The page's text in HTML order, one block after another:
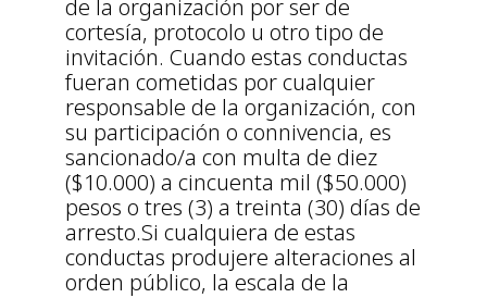
de la organización por ser de
cortesía, protocolo u otro tipo de
invitación. Cuando estas conductas
fueran cometidas por cualquier
responsable de la organización, con
su participación o connivencia, es
sancionado/a con multa de diez
($10.000) a cincuenta mil ($50.000)
pesos o tres (3) a treinta (30) días de
arresto.Si cualquiera de estas
conductas produjere alteraciones al
orden público, la escala de la